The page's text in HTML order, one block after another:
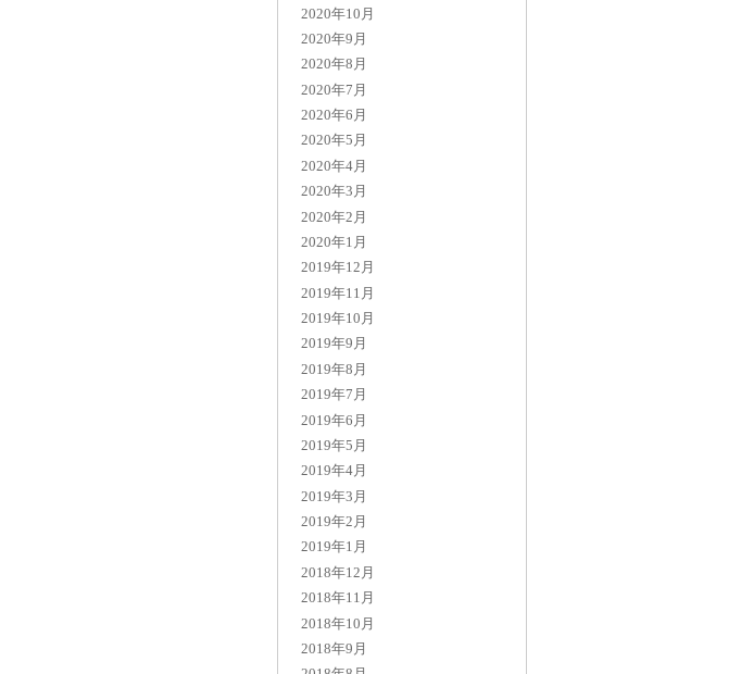
2020年10月
2020年9月
2020年8月
2020年7月
2020年6月
2020年5月
2020年4月
2020年3月
2020年2月
2020年1月
2019年12月
2019年11月
2019年10月
2019年9月
2019年8月
2019年7月
2019年6月
2019年5月
2019年4月
2019年3月
2019年2月
2019年1月
2018年12月
2018年11月
2018年10月
2018年9月